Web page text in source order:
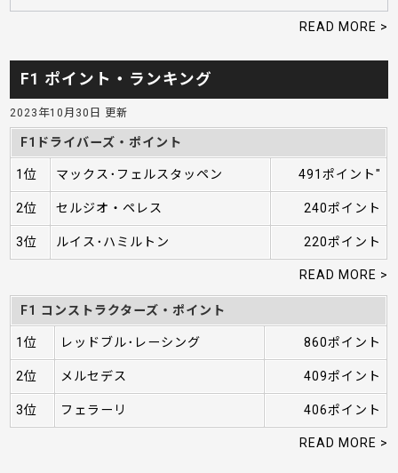
READ MORE >
F1 ポイント・ランキング
2023年10月30日 更新
F1ドライバーズ・ポイント
1位 マックス･フェルスタッペン 491ポイント"
2位 セルジオ・ペレス 240ポイント
3位 ルイス･ハミルトン 220ポイント
READ MORE >
F1 コンストラクターズ・ポイント
1位 レッドブル･レーシング 860ポイント
2位 メルセデス 409ポイント
3位 フェラーリ 406ポイント
READ MORE >